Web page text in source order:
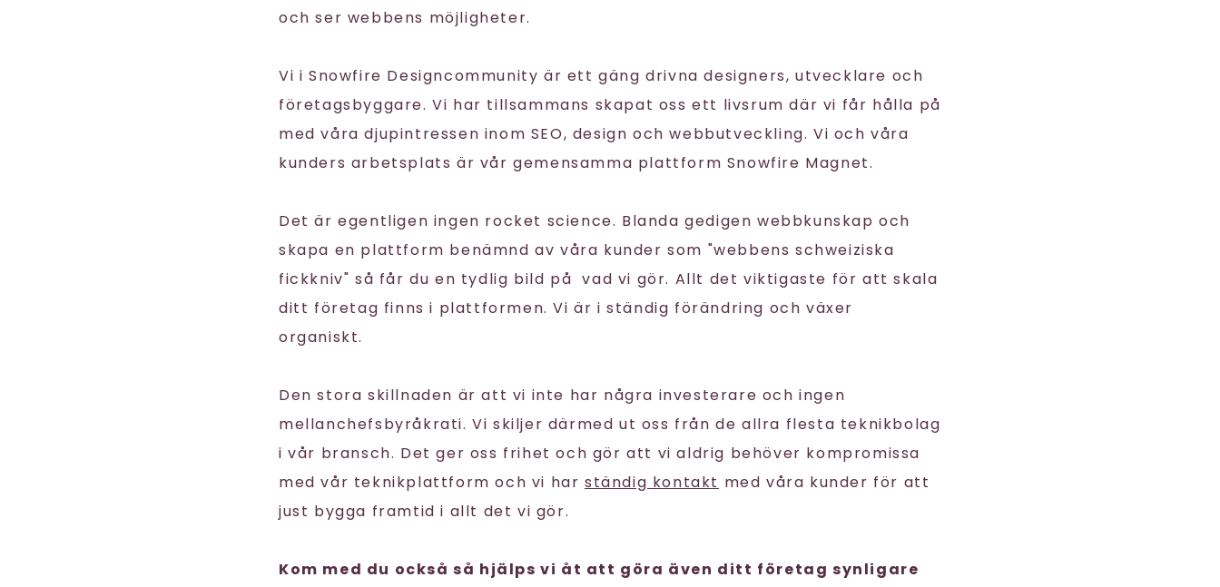
och ser webbens möjligheter.
Vi i Snowfire Designcommunity är ett gäng drivna designers, utvecklare och
företagsbyggare. Vi har tillsammans skapat oss ett livsrum där vi får hålla på
med våra djupintressen inom SEO, design och webbutveckling. Vi och våra
kunders arbetsplats är vår gemensamma plattform Snowfire Magnet.
Det är egentligen ingen rocket science. Blanda gedigen webbkunskap och
skapa en plattform benämnd av våra kunder som "webbens schweiziska
fickkniv" så får du en tydlig bild på vad vi gör. Allt det viktigaste för att skala
ditt företag finns i plattformen. Vi är i ständig förändring och växer
organiskt.
Den stora skillnaden är att vi inte har några investerare och ingen
mellanchefsbyråkrati. Vi skiljer därmed ut oss från de allra flesta teknikbolag
i vår bransch. Det ger oss frihet och gör att vi aldrig behöver kompromissa
med vår teknikplattform och vi harständig kontakt med våra kunder för att
just bygga framtid i allt det vi gör.
Kom med du också så hjälps vi åt att göra även ditt företag synligare